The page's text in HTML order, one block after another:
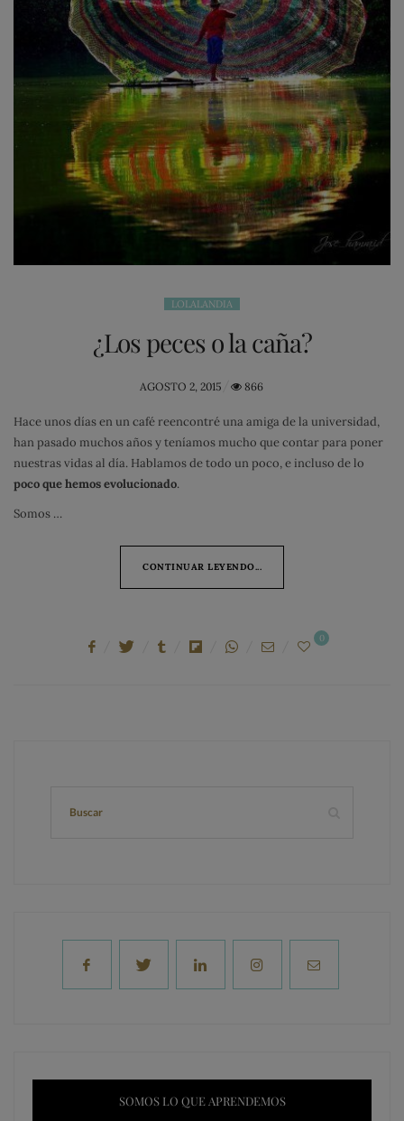
LOLALANDIA
¿Los peces o la caña?
POSTED
AGOSTO 2, 2015 866
Hace unos días en un café reencontré una amiga de la universidad,
han pasado muchos años y teníamos mucho que contar para poner
nuestras vidas al día. Hablamos de todo un poco, e incluso de lo
poco que hemos evolucionado.
Somos …
CONTINUAR LEYENDO...
0
SOMOS LO QUE APRENDEMOS